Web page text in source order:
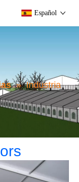
Español
» Industria